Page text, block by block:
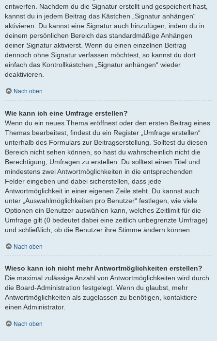
entwerfen. Nachdem du die Signatur erstellt und gespeichert hast,
kannst du in jedem Beitrag das Kästchen „Signatur anhängen“
aktivieren. Du kannst eine Signatur auch hinzufügen, indem du in
deinem persönlichen Bereich das standardmäßige Anhängen
deiner Signatur aktivierst. Wenn du einen einzelnen Beitrag
dennoch ohne Signatur verfassen möchtest, so kannst du dort
einfach das Kontrollkästchen „Signatur anhängen“ wieder
deaktivieren.
Nach oben
Wie kann ich eine Umfrage erstellen?
Wenn du ein neues Thema eröffnest oder den ersten Beitrag eines
Themas bearbeitest, findest du ein Register „Umfrage erstellen“
unterhalb des Formulars zur Beitragserstellung. Solltest du diesen
Bereich nicht sehen können, so hast du wahrscheinlich nicht die
Berechtigung, Umfragen zu erstellen. Du solltest einen Titel und
mindestens zwei Antwortmöglichkeiten in die entsprechenden
Felder eingeben und dabei sicherstellen, dass jede
Antwortmöglichkeit in einer eigenen Zeile steht. Du kannst auch
unter „Auswahlmöglichkeiten pro Benutzer“ festlegen, wie viele
Optionen ein Benutzer auswählen kann, welches Zeitlimit für die
Umfrage gilt (0 bedeutet dabei eine zeitlich unbegrenzte Umfrage)
und schließlich, ob die Benutzer ihre Stimme ändern können.
Nach oben
Wieso kann ich nicht mehr Antwortmöglichkeiten erstellen?
Die maximal zulässige Anzahl von Antwortmöglichkeiten wird durch
die Board-Administration festgelegt. Wenn du glaubst, mehr
Antwortmöglichkeiten als zugelassen zu benötigen, kontaktiere
einen Administrator.
Nach oben